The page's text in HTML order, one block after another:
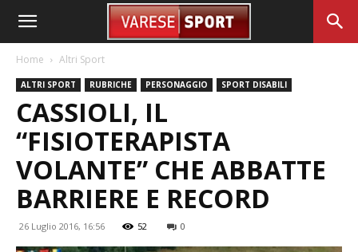
Home Altri Sport
ALTRI SPORT RUBRICHE PERSONAGGIO SPORT DISABILI
CASSIOLI, IL
“FISIOTERAPISTA
VOLANTE” CHE ABBATTE
BARRIERE E RECORD
26 Luglio 2016, 16:56 52 0